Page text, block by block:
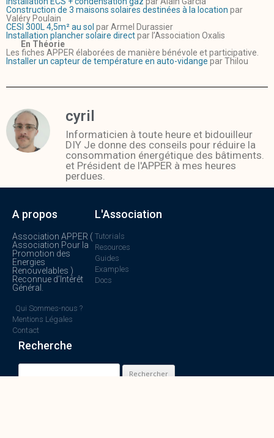
Construction de 3 maisons solaires destinées à la location par
Valéry Poulain
CESI 300L 4,5m² au sol par Armel Durassier
Installation plancher solaire directpar l’Association Oxalis
En Théorie
Les fiches APPER élaborées de manière bénévole et participative.
Installer un capteur de température en auto-vidange par Thilou
cyril
Informaticien à toute heure et bidouilleur
DIY Je donne des conseils pour réduire la
consommation énergétique des bâtiments.
et Président de l'APPER à mes heures
perdues.
A propos
Association APPER (
Association Pour la
Promotion des
Energies
Renouvelables )
Reconnue d’Intérêt
Général.
Qui Sommes-nous ?
Mentions Légales
Contact
L'Association
Tutorials
Resources
Guides
Examples
Docs
Recherche